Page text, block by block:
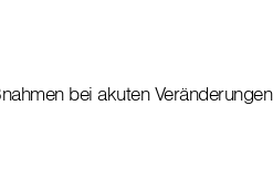
bei akuten Veränderungen